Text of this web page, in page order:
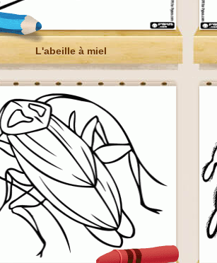
L'abeille à miel